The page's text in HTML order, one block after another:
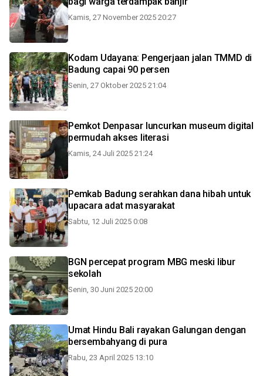
Kamis, 27 November 2025 20:27
Kodam Udayana: Pengerjaan jalan TMMD di
Badung capai 90 persen
Senin, 27 Oktober 2025 21:04
Pemkot Denpasar luncurkan museum digital
permudah akses literasi
Kamis, 24 Juli 2025 21:24
Pemkab Badung serahkan dana hibah untuk
upacara adat masyarakat
Sabtu, 12 Juli 2025 0:08
BGN percepat program MBG meski libur
sekolah
Senin, 30 Juni 2025 20:00
Umat Hindu Bali rayakan Galungan dengan
bersembahyang di pura
Rabu, 23 April 2025 13:10